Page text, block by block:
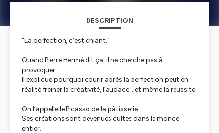
DESCRIPTION
"La perfection, c’est chiant."
Quand Pierre Hermé dit ça, il ne cherche pas à
provoquer.
Il explique pourquoi courir après la perfection peut en
réalité freiner la créativité, l’audace… et même la réussite.
On l’appelle le Picasso de la pâtisserie.
Ses créations sont devenues cultes dans le monde
entier.